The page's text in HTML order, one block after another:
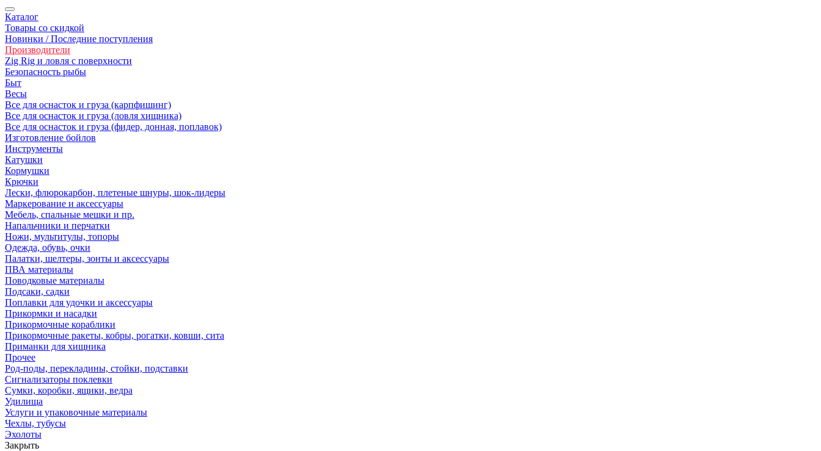
Каталог
Товары со скидкой
Новинки / Последние поступления
Производители
Zig Rig и ловля с поверхности
Безoпасность рыбы
Быт
Весы
Все для оснасток и груза (карпфишинг)
Все для оснасток и груза (ловля хищника)
Все для оснасток и груза (фидер, донная, поплавок)
Изготовление бойлов
Инструменты
Катушки
Кормушки
Крючки
Лески, флюрокарбон, плетеные шнуры, шок-лидеры
Маркерование и аксессуары
Мебель, спальные мешки и пр.
Напальчники и перчатки
Ножи, мультитулы, топоры
Одежда, обувь, очки
Палатки, шелтеры, зонты и аксессуары
ПВА материалы
Поводковые материалы
Подсаки, садки
Поплавки для удочки и аксессуары
Прикормки и насадки
Прикормочные кораблики
Прикормочные ракеты, кобры, рогатки, ковши, сита
Приманки для хищника
Прочее
Род-поды, перекладины, стойки, подставки
Сигнализаторы поклевки
Сумки, коробки, ящики, ведра
Удилища
Услуги и упаковочные материалы
Чехлы, тубусы
Эхолоты
Закрыть